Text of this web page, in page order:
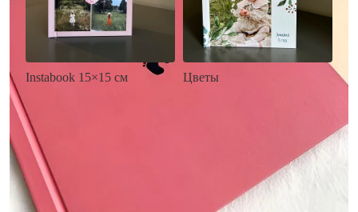
Instabook 15×15 см
• Выбор цвета фона
• Загрузка фото и текста
Заказать
Цветы